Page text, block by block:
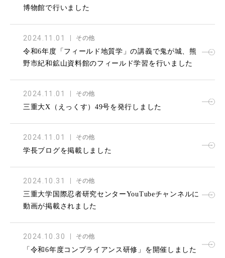
博物館で行いました
2024.11.01 その他
令和6年度「フィールド地質学」の講義で鬼が城、熊
野市紀和鉱山資料館のフィールド学習を行いました
2024.11.01 その他
三重大X（えっくす）49号を発行しました
2024.11.01 その他
学長ブログを掲載しました
2024.10.31 その他
三重大学国際忍者研究センターYouTubeチャンネルに
動画が掲載されました
2024.10.30 その他
「令和6年度コンプライアンス研修」を開催しました